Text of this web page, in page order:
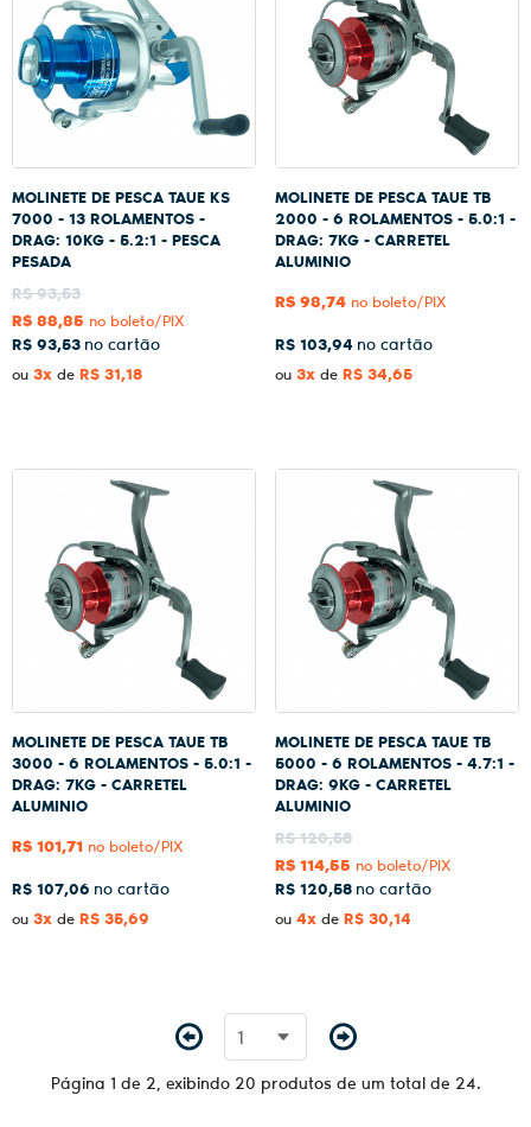
MOLINETE DE PESCA TAUE KS
7000 - 13 ROLAMENTOS -
DRAG: 10KG - 5.2:1 - PESCA
PESADA
R$ 93,53
R$ 93,53
R$ 88,85 no boleto/PIX
ou 3x de R$ 31,18
MOLINETE DE PESCA TAUE TB
2000 - 6 ROLAMENTOS - 5.0:1 -
DRAG: 7KG - CARRETEL
ALUMINIO
R$ 103,94
R$ 98,74 no boleto/PIX
ou 3x de R$ 34,65
MOLINETE DE PESCA TAUE TB
3000 - 6 ROLAMENTOS - 5.0:1 -
DRAG: 7KG - CARRETEL
ALUMINIO
R$ 107,06
R$ 101,71 no boleto/PIX
ou 3x de R$ 35,69
MOLINETE DE PESCA TAUE TB
5000 - 6 ROLAMENTOS - 4.7:1 -
DRAG: 9KG - CARRETEL
ALUMINIO
R$ 120,58
R$ 120,58
R$ 114,55 no boleto/PIX
ou 4x de R$ 30,14
Página 1 de 2, exibindo 20 produtos de um total de 24.